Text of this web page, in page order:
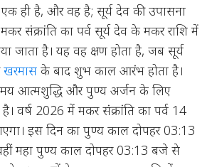
ही है, और वह है; सूर्य देव की उपासना
संक्रांति का पर्व सूर्य देव के मकर राशि में
जाता है। यह वह क्षण होता है, जब सूर्य
खरमासके बाद शुभ काल आरंभ होता है।
आत्मशुद्धि और पुण्य अर्जन के लिए
है। वर्ष 2026 में मकर संक्रांति का पर्व 14
इस दिन का पुण्य काल दोपहर 03:13
महा पुण्य काल दोपहर 03:13 बजे से